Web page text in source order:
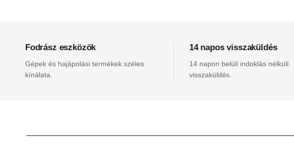
Fodrász eszközök
Gépek és hajápolási termékek széles
kínálata.
14 napos visszaküldés
14 napon belüli indoklás nélküli
visszaküldés.